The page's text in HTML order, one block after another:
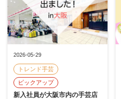
2026-05-29
トレンド手芸
ピックアップ
新入社員が大阪市内の手芸店